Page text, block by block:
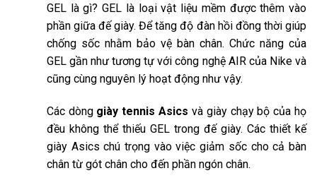
GEL là gì? GEL là loại vật liệu mềm được thêm vào
phần giữa đế giày. Để tăng độ đàn hồi đồng thời giúp
chống sốc nhằm bảo vệ bàn chân. Chức năng của
GEL gần như tương tự với công nghệ AIR của Nike và
cũng cùng nguyên lý hoạt động như vậy.
Các dòng giày tennis Asics và giày chạy bộ của họ
đều không thể thiếu GEL trong đế giày. Các thiết kế
giày Asics chú trọng vào việc giảm sốc cho cả bàn
chân từ gót chân cho đến phần ngón chân.